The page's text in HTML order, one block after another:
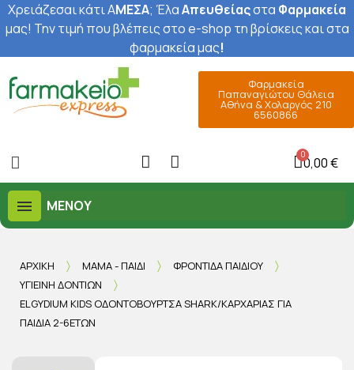
Χρειάζεσαι κάτι ΑΜΕΣΑ; ΈλαΑπευθείαςστα Φαρμακεία
μας! Την τιμή που βλέπεις στο e-shop τη βρίσκεις και στα
φαρμακεία μας!
Φαρμακεία
Παπαναγιώτου Θάλεια
Αθήνα & Χολαργός 210
6560866
0,00 €
ΜΕΝΟΎ
ΑΡΧΙΚΉ ΜΑΜΆ - ΠΑΙΔΊ
ΦΡΟΝΤΊΔΑ ΠΑΙΔΙΟΎ
ΥΓΙΕΙΝΉ ΔΟΝΤΙΏΝ
ELGYDIUM KIDS ΟΔΟΝΤΌΒΟΥΡΤΣΑ SHARK/ΚΑΡΧΑΡΊΑΣ ΓΙΑ
ΠΑΙΔΙΆ 2-6ΕΤΏΝ